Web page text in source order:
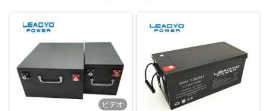
ビデオ